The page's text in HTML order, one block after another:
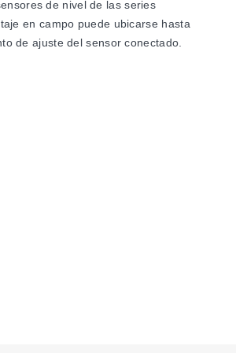
de nivel de las series
en campo puede ubicarse hasta
de ajuste del sensor conectado.